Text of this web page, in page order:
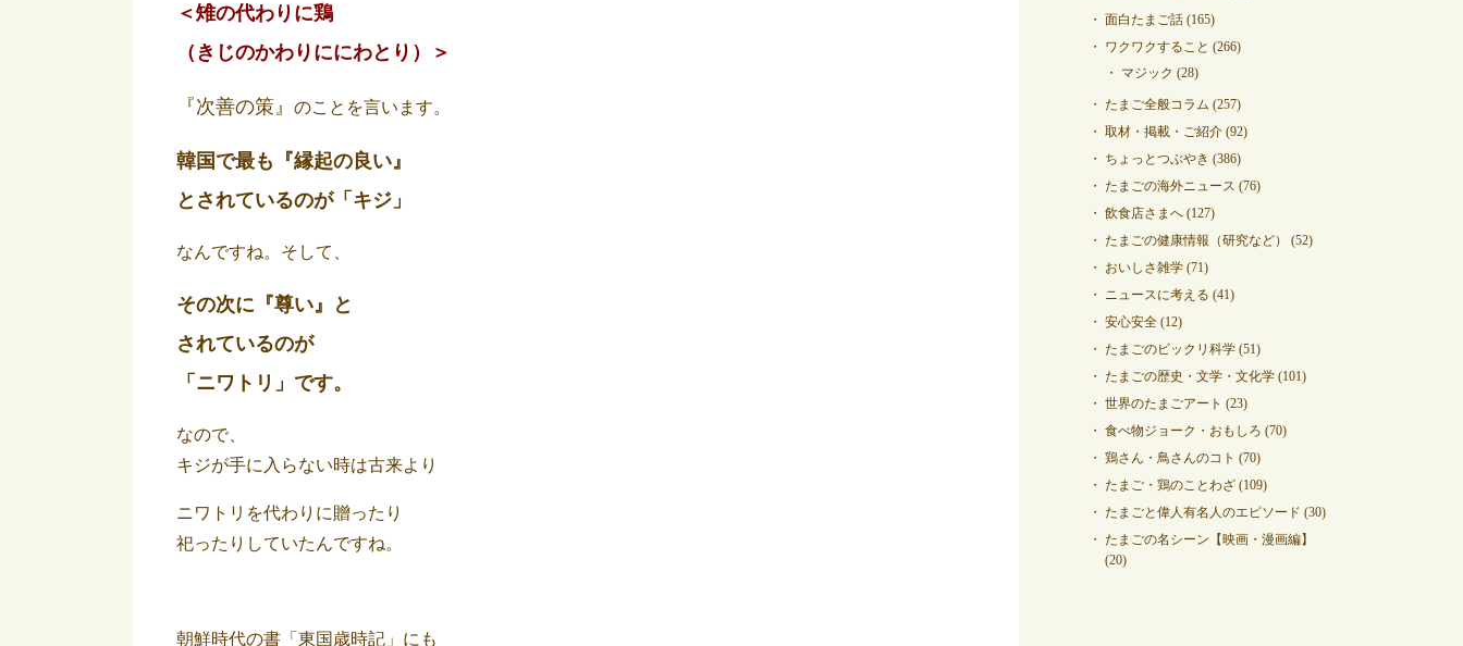
＜雉の代わりに鶏
（きじのかわりににわとり）＞
『次善の策』 のことを言います。
韓国で最も『縁起の良い』
とされているのが「キジ」
なんですね。そして、
その次に『尊い』と
されているのが
「ニワトリ」です。
なので、
キジが手に入らない時は古来より
ニワトリを代わりに贈ったり
祀ったりしていたんですね。
朝鮮時代の書「東国歳時記」にも
面白たまご話 (165)
ワクワクすること (266)
マジック (28)
たまご全般コラム (257)
取材・掲載・ご紹介 (92)
ちょっとつぶやき (386)
たまごの海外ニュース (76)
飲食店さまへ (127)
たまごの健康情報（研究など）
(52)
おいしさ雑学 (71)
ニュースに考える (41)
安心安全 (12)
たまごのビックリ科学 (51)
たまごの歴史・文学・文化学 (101)
世界のたまごアート (23)
食べ物ジョーク・おもしろ (70)
鶏さん・鳥さんのコト (70)
たまご・鶏のことわざ (109)
たまごと偉人有名人のエピソード (30)
たまごの名シーン【映画・漫画編】
(20)